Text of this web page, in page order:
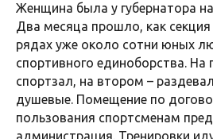
Женщина была у губернатора
Два месяца прошло, как секция
рядах уже около сотни юных
спортивного единоборства. На
спортзал, на втором –
душевые. Помещение по
пользования спортсменам
администрация. Тренировки